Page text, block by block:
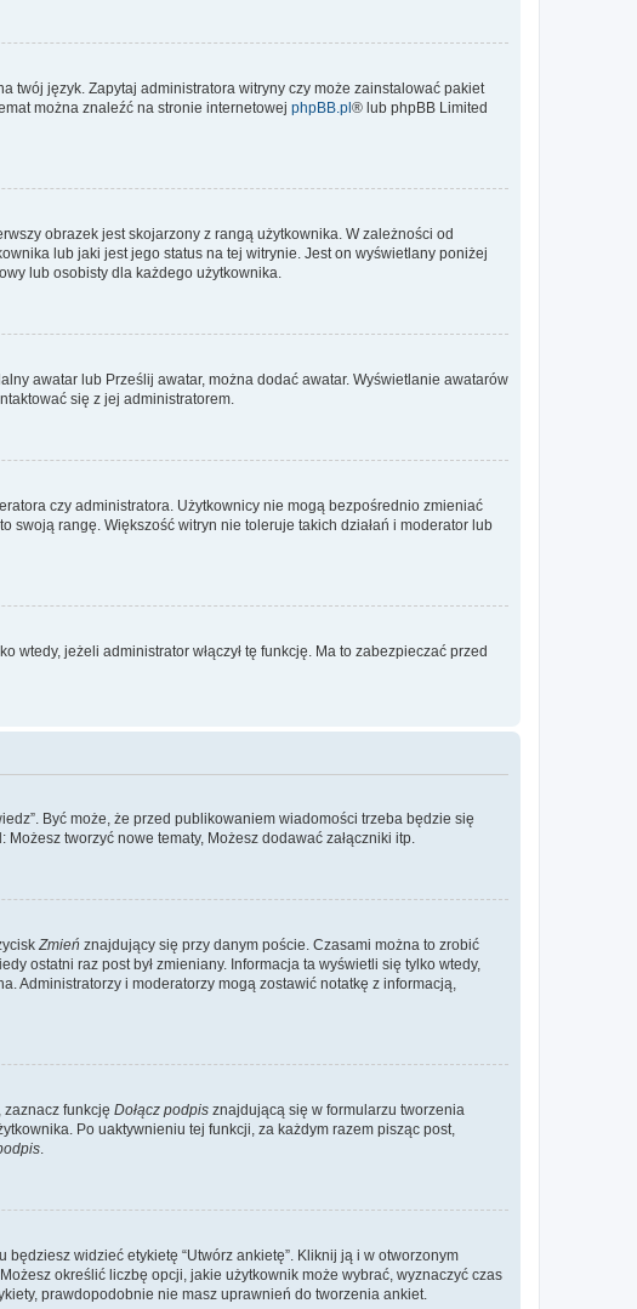
twój język. Zapytaj administratora witryny czy może zainstalować pakiet
można znaleźć na stronie internetowej phpBB.pl® lub phpBB Limited
obrazek jest skojarzony z rangą użytkownika. W zależności od
lub jaki jest jego status na tej witrynie. Jest on wyświetlany poniżej
lub osobisty dla każdego użytkownika.
awatar lub Prześlij awatar, można dodać awatar. Wyświetlanie awatarów
się z jej administratorem.
czy administratora. Użytkownicy nie mogą bezpośrednio zmieniać
swoją rangę. Większość witryn nie toleruje takich działań i moderator lub
jeżeli administrator włączył tę funkcję. Ma to zabezpieczać przed
Być może, że przed publikowaniem wiadomości trzeba będzie się
tworzyć nowe tematy, Możesz dodawać załączniki itp.
Zmień znajdujący się przy danym poście. Czasami można to zrobić
ostatni raz post był zmieniany. Informacja ta wyświetli się tylko wtedy,
Administratorzy i moderatorzy mogą zostawić notatkę z informacją,
funkcję Dołącz podpis znajdującą się w formularzu tworzenia
Po uaktywnieniu tej funkcji, za każdym razem pisząc post,
widzieć etykietę “Utwórz ankietę”. Kliknij ją i w otworzonym
określić liczbę opcji, jakie użytkownik może wybrać, wyznaczyć czas
prawdopodobnie nie masz uprawnień do tworzenia ankiet.